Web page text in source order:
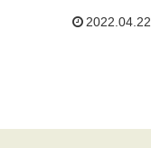
2022.04.22